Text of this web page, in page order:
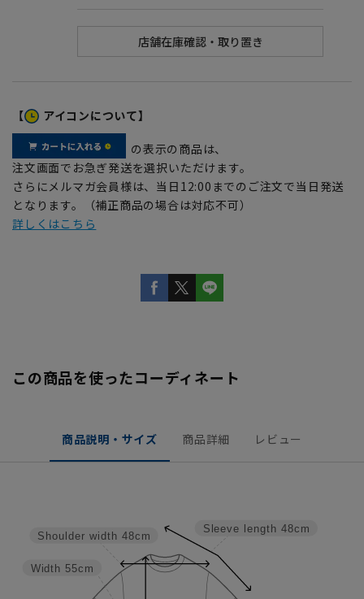
【 アイコンについて】
の表示の商品は、
注文画面でお急ぎ発送を選択いただけます。
さらにメルマガ会員様は、当日12:00までのご注文で当日発送
となります。（補正商品の場合は対応不可）
詳しくはこちら
この商品を使ったコーディネート
商品説明・サイズ 商品詳細 レビュー
Sleeve length 48cm
Width 55cm
Shoulder width 48cm